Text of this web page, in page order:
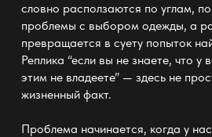
словно расползаются по углам,
проблемы с выбором одежды, а
превращается в суету попыток
Реплика “если вы не знаете, что у
этим не владеете” — здесь не
жизненный факт.
Проблема начинается, когда у